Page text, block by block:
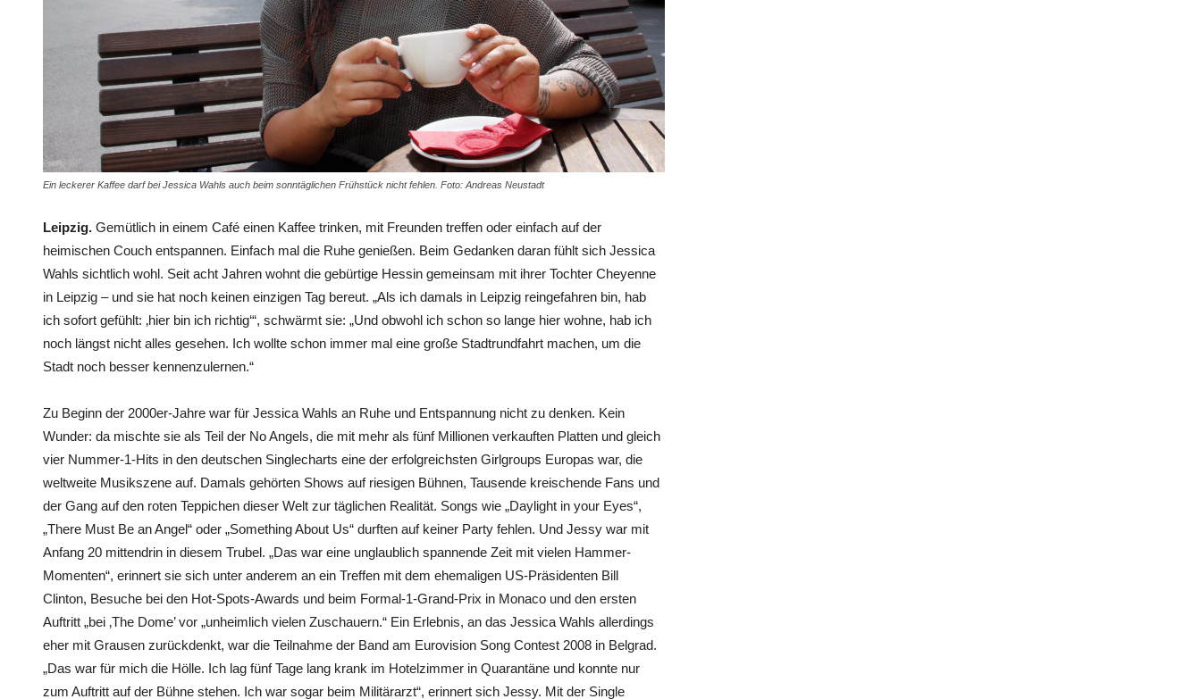
Ein leckerer Kaffee darf bei Jessica Wahls auch beim sonntäglichen Frühstück nicht fehlen. Foto: Andreas Neustadt
Leipzig. Gemütlich in einem Café einen Kaffee trinken, mit Freunden treffen oder einfach auf der
heimischen Couch entspannen. Einfach mal die Ruhe genießen. Beim Gedanken daran fühlt sich Jessica
Wahls sichtlich wohl. Seit acht Jahren wohnt die gebürtige Hessin gemeinsam mit ihrer Tochter Cheyenne
in Leipzig – und sie hat noch keinen einzigen Tag bereut. „Als ich damals in Leipzig reingefahren bin, hab
ich sofort gefühlt: ‚hier bin ich richtig‘“, schwärmt sie: „Und obwohl ich schon so lange hier wohne, hab ich
noch längst nicht alles gesehen. Ich wollte schon immer mal eine große Stadtrundfahrt machen, um die
Stadt noch besser kennenzulernen.“
Zu Beginn der 2000er-Jahre war für Jessica Wahls an Ruhe und Entspannung nicht zu denken. Kein
Wunder: da mischte sie als Teil der No Angels, die mit mehr als fünf Millionen verkauften Platten und gleich
vier Nummer-1-Hits in den deutschen Singlecharts eine der erfolgreichsten Girlgroups Europas war, die
weltweite Musikszene auf. Damals gehörten Shows auf riesigen Bühnen, Tausende kreischende Fans und
der Gang auf den roten Teppichen dieser Welt zur täglichen Realität. Songs wie „Daylight in your Eyes“,
„There Must Be an Angel“ oder „Something About Us“ durften auf keiner Party fehlen. Und Jessy war mit
Anfang 20 mittendrin in diesem Trubel. „Das war eine unglaublich spannende Zeit mit vielen Hammer-
Momenten“, erinnert sie sich unter anderem an ein Treffen mit dem ehemaligen US-Präsidenten Bill
Clinton, Besuche bei den Hot-Spots-Awards und beim Formal-1-Grand-Prix in Monaco und den ersten
Auftritt „bei ‚The Dome’ vor „unheimlich vielen Zuschauern.“ Ein Erlebnis, an das Jessica Wahls allerdings
eher mit Grausen zurückdenkt, war die Teilnahme der Band am Eurovision Song Contest 2008 in Belgrad.
„Das war für mich die Hölle. Ich lag fünf Tage lang krank im Hotelzimmer in Quarantäne und konnte nur
zum Auftritt auf der Bühne stehen. Ich war sogar beim Militärarzt“, erinnert sich Jessy. Mit der Single